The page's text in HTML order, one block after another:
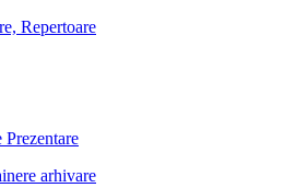
Repertoare
arhivare